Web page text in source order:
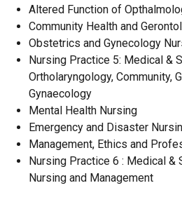
Altered Function of
Community Health and
Obstetrics and Gynecology
Nursing Practice 5: Medical &
Ortholaryngology, Community,
Gynaecology
Mental Health Nursing
Emergency and Disaster
Management, Ethics and
Nursing Practice 6 : Medical &
Nursing and Management